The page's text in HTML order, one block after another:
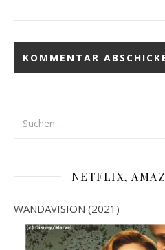
NETFLIX,
WANDAVISION (2021)